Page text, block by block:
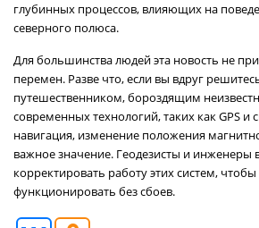
глубинных процессов, влияющих на
северного полюса.
Для большинства людей эта новость не
перемен. Разве что, если вы вдруг
путешественником, бороздящим
современных технологий, таких как GPS и
навигация, изменение положения
важное значение. Геодезисты и
корректировать работу этих систем,
функционировать без сбоев.